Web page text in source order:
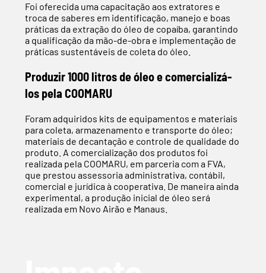
Foi oferecida uma capacitação aos extratores e
troca de saberes em identificação, manejo e boas
práticas da extração do óleo de copaíba, garantindo
a qualificação da mão-de-obra e implementação de
práticas sustentáveis de coleta do óleo.
Produzir 1000 litros de óleo e comercializá-
los pela COOMARU
Foram adquiridos kits de equipamentos e materiais
para coleta, armazenamento e transporte do óleo;
materiais de decantação e controle de qualidade do
produto. A comercialização dos produtos foi
realizada pela COOMARU, em parceria com a FVA,
que prestou assessoria administrativa, contábil,
comercial e jurídica à cooperativa. De maneira ainda
experimental, a produção inicial de óleo será
realizada em Novo Airão e Manaus.